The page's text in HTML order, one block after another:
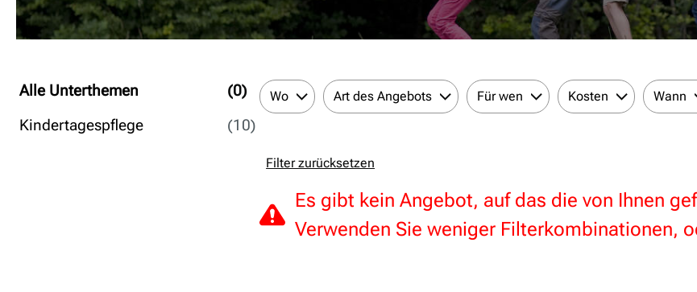
Alle Unterthemen
(0)
Kindertagespflege
(10)
Wo Art des Angebots Für wen Kosten Wann
Filter zurücksetzen
Es gibt kein Angebot, auf das die von Ihnen
Verwenden Sie weniger Filterkombinationen,